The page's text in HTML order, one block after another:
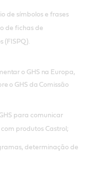
de símbolos e frases
de fichas de
(FISPQ).
o GHS na Europa,
o GHS da Comissão
para comunicar
produtos Castrol;
determinação de